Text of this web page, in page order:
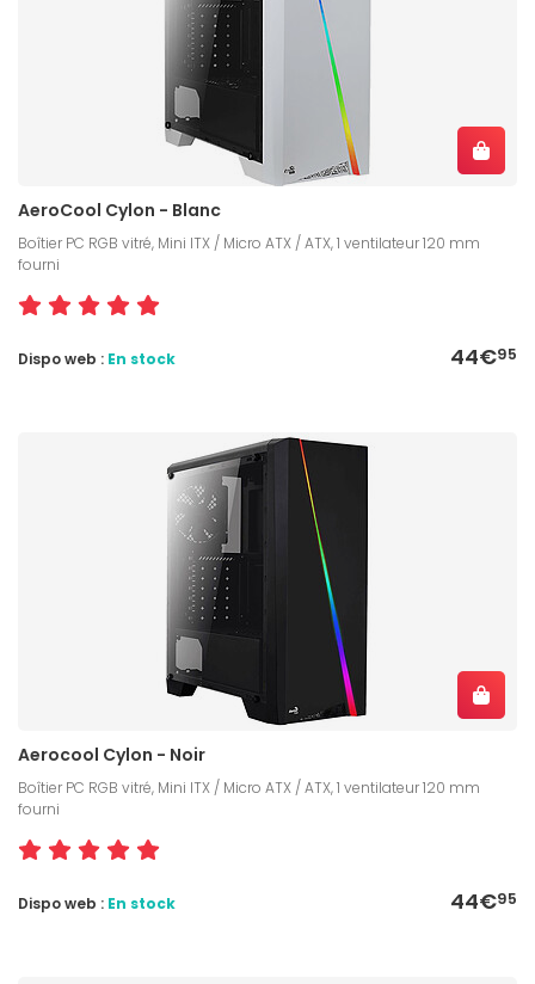
AeroCool Cylon - Blanc
Boîtier PC RGB vitré, Mini ITX / Micro ATX / ATX, 1 ventilateur 120 mm
fourni
44€95
Dispo web : En stock
Aerocool Cylon - Noir
Boîtier PC RGB vitré, Mini ITX / Micro ATX / ATX, 1 ventilateur 120 mm
fourni
44€95
Dispo web : En stock